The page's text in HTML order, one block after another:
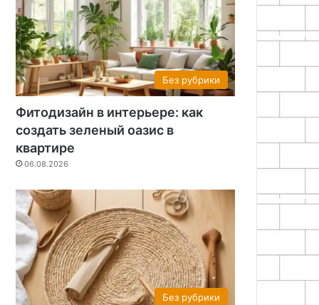
Без рубрики
Фитодизайн в интерьере: как
создать зеленый оазис в
квартире
06.08.2026
Без рубрики